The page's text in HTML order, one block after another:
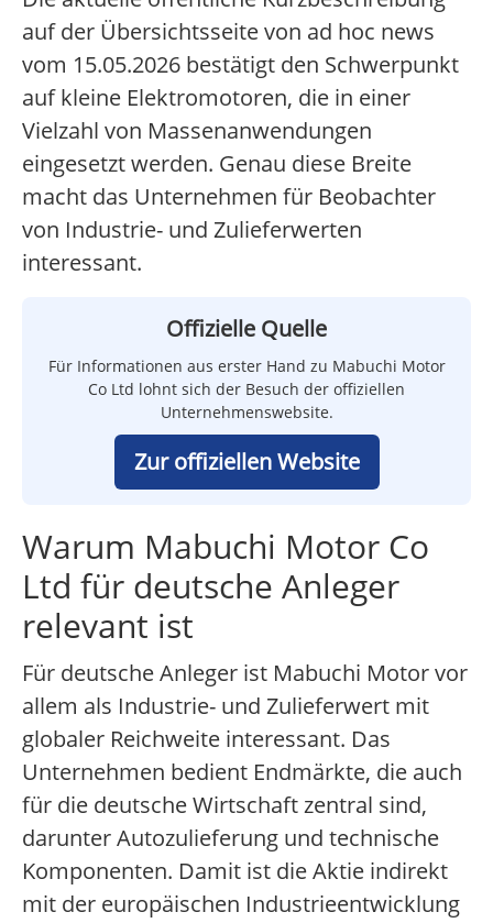
auf der Übersichtsseite von ad hoc news
vom 15.05.2026 bestätigt den Schwerpunkt
auf kleine Elektromotoren, die in einer
Vielzahl von Massenanwendungen
eingesetzt werden. Genau diese Breite
macht das Unternehmen für Beobachter
von Industrie- und Zulieferwerten
interessant.
Offizielle Quelle
Für Informationen aus erster Hand zu Mabuchi Motor
Co Ltd lohnt sich der Besuch der offiziellen
Unternehmenswebsite.
Zur offiziellen Website
Warum Mabuchi Motor Co
Ltd für deutsche Anleger
relevant ist
Für deutsche Anleger ist Mabuchi Motor vor
allem als Industrie- und Zulieferwert mit
globaler Reichweite interessant. Das
Unternehmen bedient Endmärkte, die auch
für die deutsche Wirtschaft zentral sind,
darunter Autozulieferung und technische
Komponenten. Damit ist die Aktie indirekt
mit der europäischen Industrieentwicklung